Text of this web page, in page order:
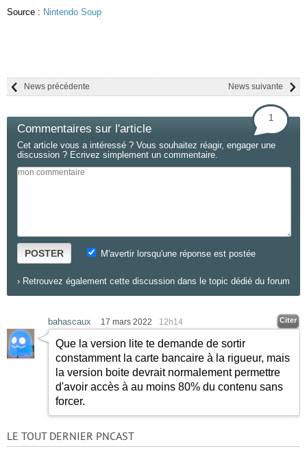
Source : Nintendo Soup
News suivante
News précédente
Commentaires sur l'article
1
Cet article vous a intéressé ? Vous souhaitez réagir, engager une
discussion ? Ecrivez simplement un commentaire.
POSTER M'avertir lorsqu'une réponse est postée
› Retrouvez également cette discussion dans le topic dédié du forum
bahascaux 17 mars 2022 12h14 Citer
Que la version lite te demande de sortir
constamment la carte bancaire à la rigueur, mais
la version boite devrait normalement permettre
d'avoir accès à au moins 80% du contenu sans
forcer.
LE TOUT DERNIER PNCAST